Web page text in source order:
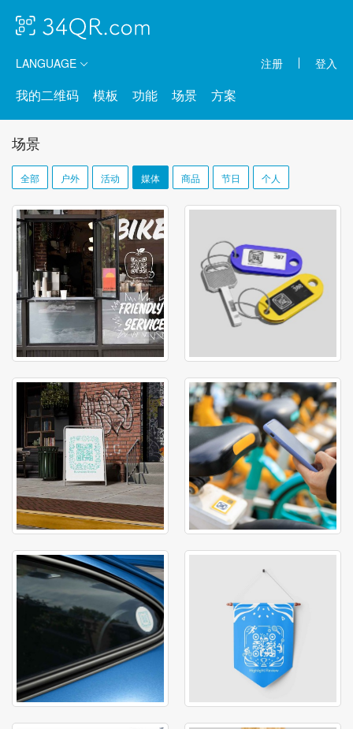
LANGUAGE 注册 登入
我的二维码 模板 功能 场景 方案
场景
全部 户外 活动 媒体 商品 节日 个人